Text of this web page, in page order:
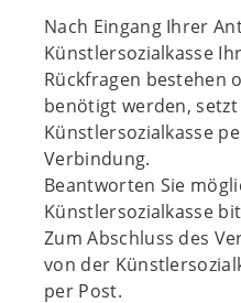
Nach Eingang Ihrer
Künstlersozialkasse
Rückfragen bestehen
benötigt werden,
Künstlersozialkasse
Verbindung.
Beantworten Sie
Künstlersozialkasse
Zum Abschluss des
von der
per Post.